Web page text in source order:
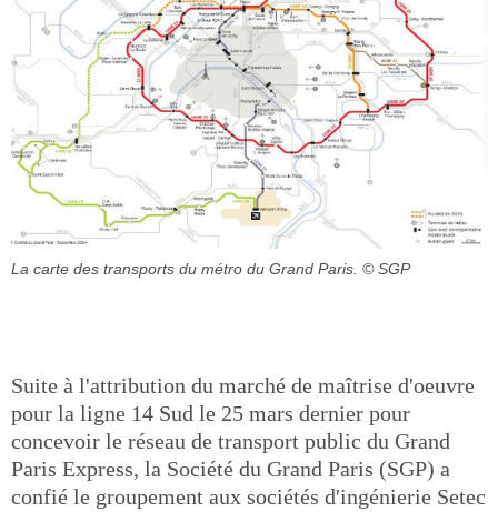
La carte des transports du métro du Grand Paris. © SGP
Suite à l'attribution du marché de maîtrise d'oeuvre
pour la ligne 14 Sud le 25 mars dernier pour
concevoir le réseau de transport public du Grand
Paris Express, la Société du Grand Paris (SGP) a
confié le groupement aux sociétés d'ingénierie Setec